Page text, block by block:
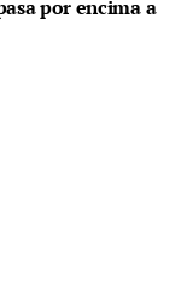
por encima a